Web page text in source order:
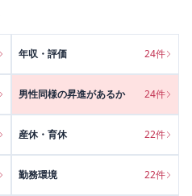
年収・評価 24件
男性同様の昇進があるか 24件
産休・育休 22件
勤務環境 22件